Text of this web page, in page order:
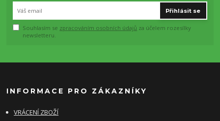
Přihlásit se
Souhlasím se zpracováním osobních údajů za účelem rozesílky
newsletteru.
INFORMACE PRO ZÁKAZNÍKY
VRÁCENÍ ZBOŽÍ